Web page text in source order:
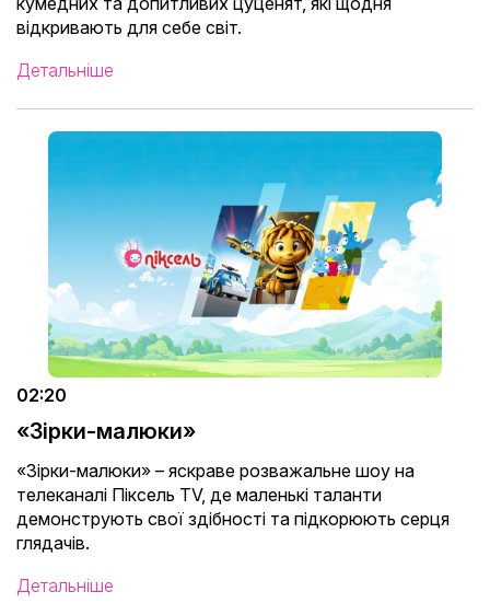
відкривають для себе світ.
Детальніше
02:20
«Зірки-малюки»
«Зірки-малюки» – яскраве розважальне шоу на
телеканалі Піксель TV, де маленькі таланти
демонструють свої здібності та підкорюють серця
глядачів.
Детальніше